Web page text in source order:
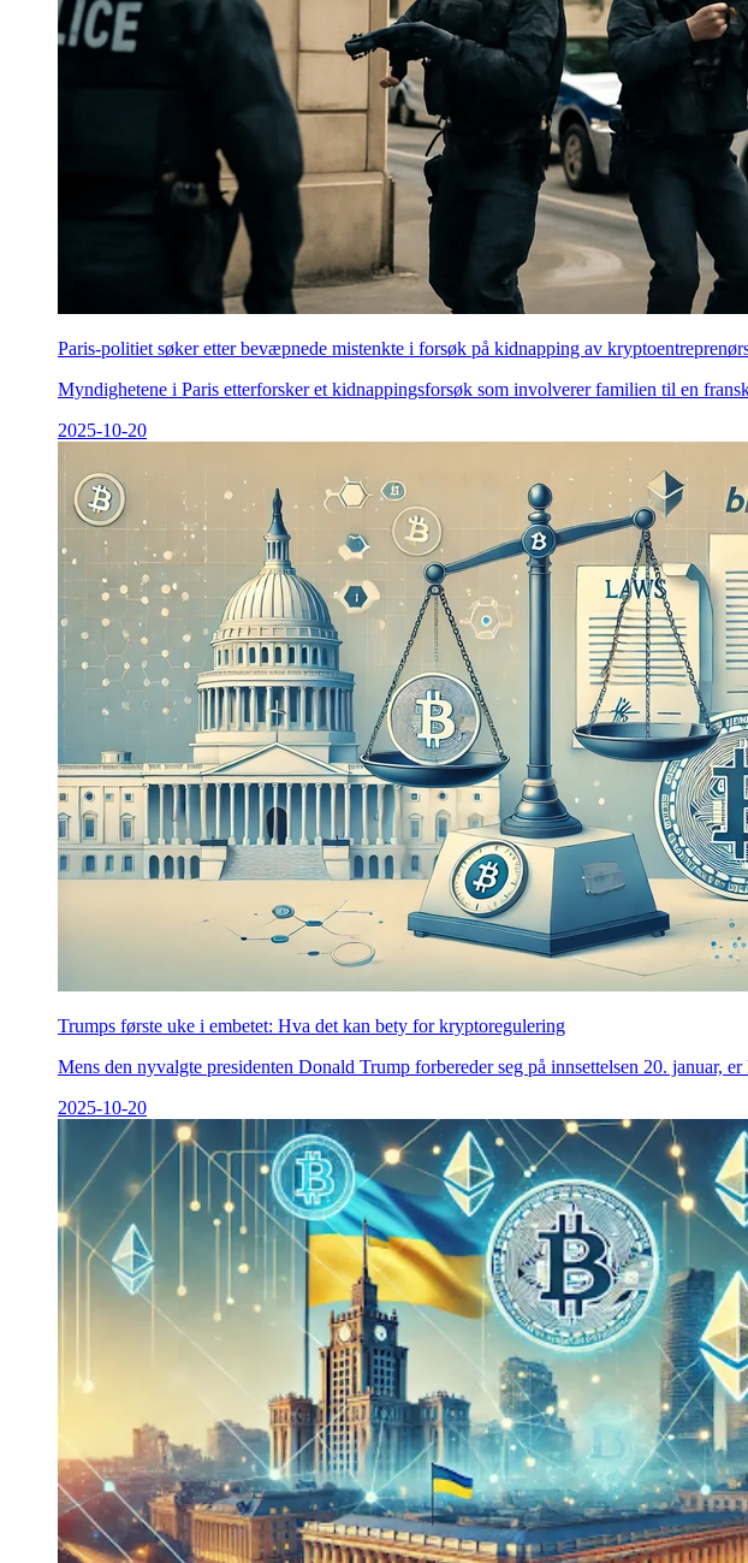
Paris-politiet søker etter bevæpnede mistenkte i forsøk på kidnapping av
Myndighetene i Paris etterforsker et kidnappingsforsøk som involverer familien til en
2025-10-20
Trumps første uke i embetet: Hva det kan bety for kryptoregulering
Mens den nyvalgte presidenten Donald Trump forbereder seg på innsettelsen 20. januar,
2025-10-20